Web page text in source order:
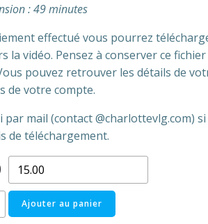
: 49 minutes
effectué vous pourrez
la vidéo. Pensez à conserver ce
pouvez retrouver les détails de
de votre compte.
par mail (contact @charlottevlg.com)
de téléchargement.
Ajouter au panier